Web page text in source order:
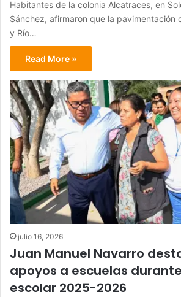
Habitantes de la colonia Alcatraces, en
Sánchez, afirmaron que la pavimentación
y Río…
Read More »
julio 16, 2026
Juan Manuel Navarro
apoyos a escuelas
escolar 2025-2026